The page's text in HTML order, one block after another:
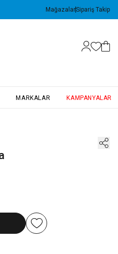
MağazalarSipariş Takip
MARKALAR KAMPANYALAR